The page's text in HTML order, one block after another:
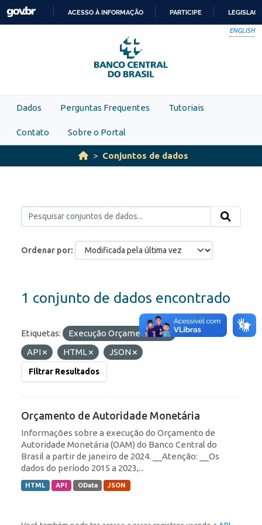
Skip to main content
PARA
O
CONTEÚDO
ACESSO À INFORMAÇÃO PARTICIPE
ENGLISH
Dados Perguntas Frequentes Tutoriais
Contato Sobre o Portal
Conjuntos de dados
Ordenar por
1 conjunto de dados encontrado
Etiquetas: Execução Orçamentária
Formatos:
API
HTML JSON
Filtrar Resultados
Orçamento de Autoridade Monetária
Informações sobre a execução do Orçamento de
Autoridade Monetária (OAM) do Banco Central do
Brasil a partir de janeiro de 2024. __Atenção: __Os
dados do período 2015 a 2023,...
HTML API OData JSON